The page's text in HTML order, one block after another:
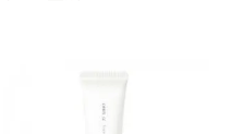
美肌質感を叶えます。さらに花粉や
ちり・ホコリ、紫外線などの外的刺
激から肌をガードします。スキンケ